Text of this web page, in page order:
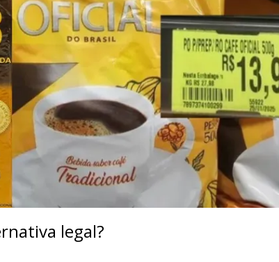
legal?